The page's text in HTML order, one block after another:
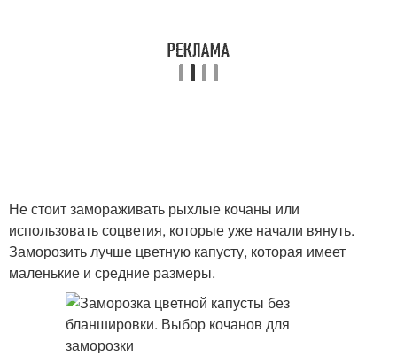
Не стоит замораживать рыхлые кочаны или
использовать соцветия, которые уже начали вянуть.
Заморозить лучше цветную капусту, которая имеет
маленькие и средние размеры.